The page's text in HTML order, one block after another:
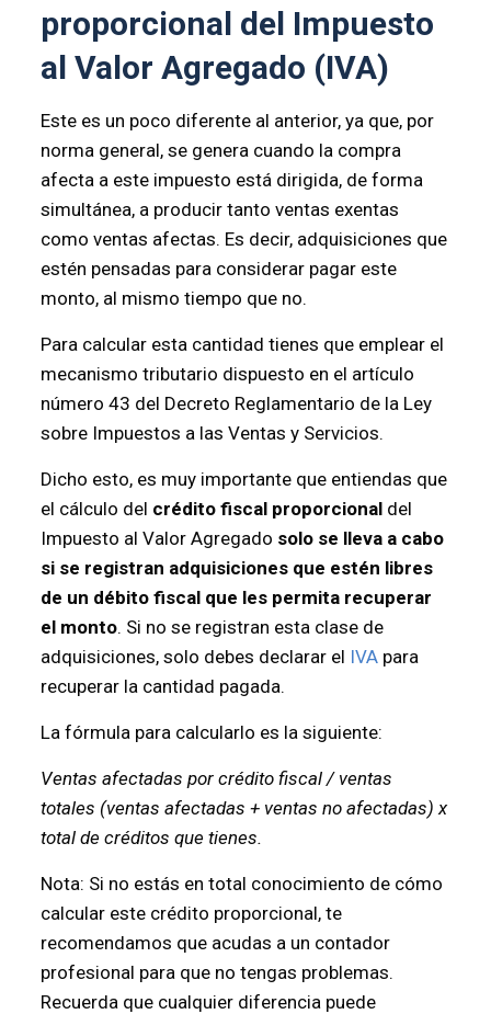
proporcional del Impuesto
al Valor Agregado (IVA)
Este es un poco diferente al anterior, ya que, por
norma general, se genera cuando la compra
afecta a este impuesto está dirigida, de forma
simultánea, a producir tanto ventas exentas
como ventas afectas. Es decir, adquisiciones que
estén pensadas para considerar pagar este
monto, al mismo tiempo que no.
Para calcular esta cantidad tienes que emplear el
mecanismo tributario dispuesto en el artículo
número 43 del Decreto Reglamentario de la Ley
sobre Impuestos a las Ventas y Servicios.
Dicho esto, es muy importante que entiendas que
el cálculo del crédito fiscal proporcional del
Impuesto al Valor Agregado solo se lleva a cabo
si se registran adquisiciones que estén libres
de un débito fiscal que les permita recuperar
el monto. Si no se registran esta clase de
adquisiciones, solo debes declarar el IVApara
recuperar la cantidad pagada.
La fórmula para calcularlo es la siguiente:
Ventas afectadas por crédito fiscal / ventas
totales (ventas afectadas + ventas no afectadas) x
total de créditos que tienes.
Nota: Si no estás en total conocimiento de cómo
calcular este crédito proporcional, te
recomendamos que acudas a un contador
profesional para que no tengas problemas.
Recuerda que cualquier diferencia puede